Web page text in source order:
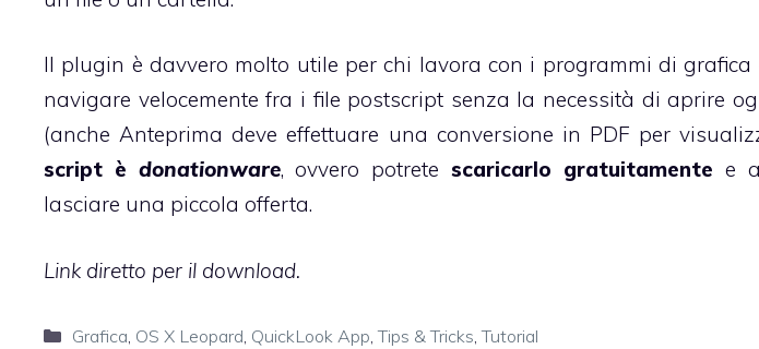
Il plugin è davvero molto utile per chi lavora con i programmi di grafica
navigare velocemente fra i file postscript senza la necessità di aprire
(anche Anteprima deve effettuare una conversione in PDF per
script è donationware, ovvero potrete scaricarlo gratuitamente e
lasciare una piccola offerta.
Link diretto per il download.
Categorie
Grafica, OS X Leopard, QuickLook App,Tips & Tricks,Tutorial